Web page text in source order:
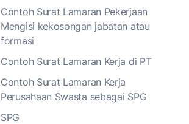
Contoh Surat Lamaran Pekerjaan
Mengisi kekosongan jabatan atau
formasi
Contoh Surat Lamaran Kerja di PT
Contoh Surat Lamaran Kerja
Perusahaan Swasta sebagai SPG
SPG